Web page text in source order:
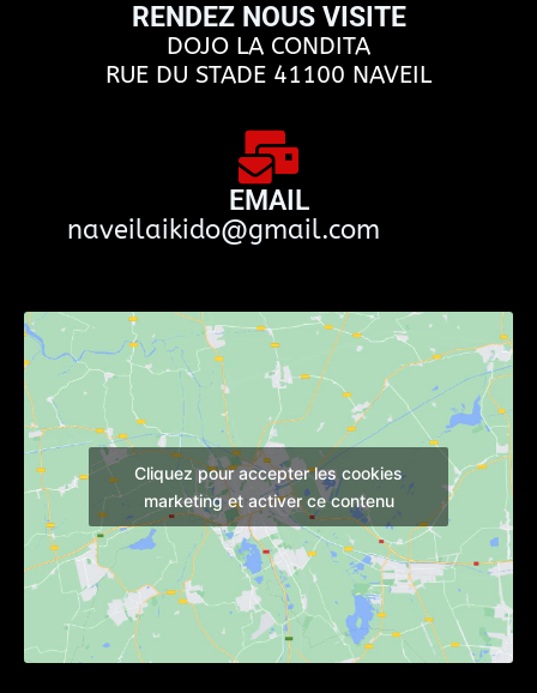
RENDEZ NOUS VISITE
DOJO LA CONDITA
RUE DU STADE 41100 NAVEIL
EMAIL
naveilaikido@gmail.com
Cliquez pour accepter les cookies
marketing et activer ce contenu